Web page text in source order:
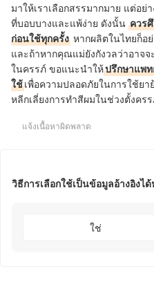
มาให้เราเลือกสรรมากมาย แต่อ
ที่บอบบางและแพ้ง่าย ดังนั้น ควร
ก่อนใช้ทุกครั้ง หากผลิตในไทยก็อ
และถ้าหากคุณแม่ยังกังวลว่าอาจ
ในครรภ์ ขอแนะนำให้ปรึกษาแพ
ใช้เพื่อความปลอดภัยในการใช้ย
หลีกเลี่ยงการทำสีผมในช่วงตั้งคร
แจ้งเนื้อหาผิดพลาด
วิธีการเลือกใช้เป็นข้อมูลอ้างอิงได้
ใช่